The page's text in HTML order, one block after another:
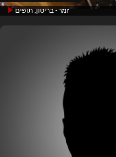
זמר - בריטון, תופים